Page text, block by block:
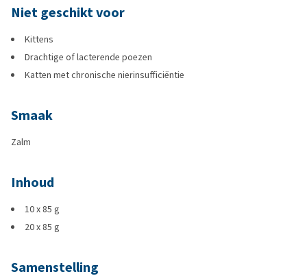
Niet geschikt voor
Kittens
Drachtige of lacterende poezen
Katten met chronische nierinsufficiëntie
Smaak
Zalm
Inhoud
10 x 85 g
20 x 85 g
Samenstelling